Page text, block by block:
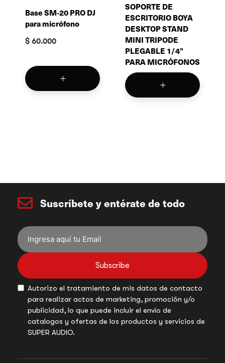
Base SM-20 PRO DJ
para micrófono
$ 60.000
SOPORTE DE
ESCRITORIO BOYA
DESKTOP STAND
MINI TRIPODE
PLEGABLE 1/4”
PARA MICRÓFONOS
Suscríbete y entérate de todo
Subscribe
Autorizo el tratamiento de mis datos de contacto
para realizar actos de marketing, promoción y/o
publicidad, lo que puede incluir el envío de
catalogos y ofertas de los productos y servicios de
SUPER AUDIO.